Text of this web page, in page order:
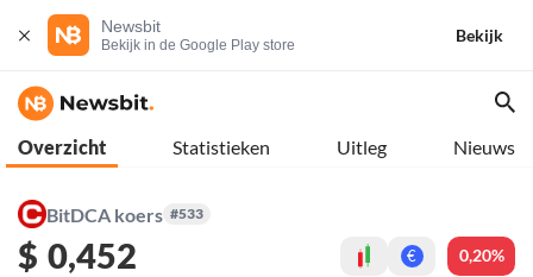
Newsbit
Bekijk in de Google Play store
Bekijk
Overzicht Statistieken Uitleg Nieuws
BitDCA koers #533
$ 0,452 € 0,20%